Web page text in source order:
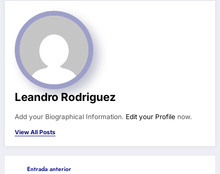
Leandro Rodriguez
Add your Biographical Information. Edit your Profile now.
View All Posts
Entrada anterior